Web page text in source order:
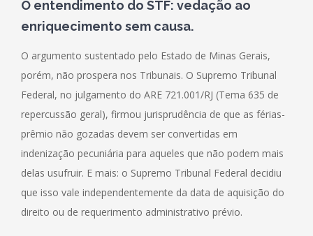
O entendimento do STF: vedação ao
enriquecimento sem causa.
O argumento sustentado pelo Estado de Minas Gerais,
porém, não prospera nos Tribunais. O Supremo Tribunal
Federal, no julgamento do ARE 721.001/RJ (Tema 635 de
repercussão geral), firmou jurisprudência de que as férias-
prêmio não gozadas devem ser convertidas em
indenização pecuniária para aqueles que não podem mais
delas usufruir. E mais: o Supremo Tribunal Federal decidiu
que isso vale independentemente da data de aquisição do
direito ou de requerimento administrativo prévio.